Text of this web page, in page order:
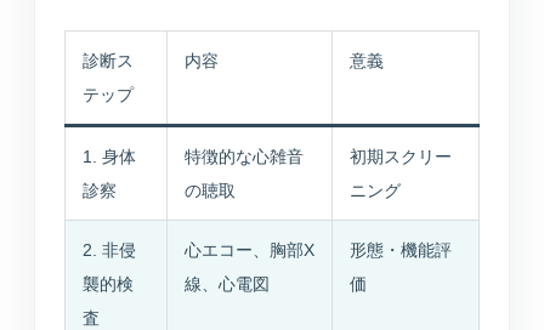
診断ス
テップ
内容 意義
1. 身体
診察
特徴的な心雑音
の聴取
初期スクリー
ニング
2. 非侵
襲的検
査
心エコー、胸部X
線、心電図
形態・機能評
価